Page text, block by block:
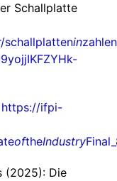
Schallplatte
schallplattenin
https://ifpi-
oftheIndustry
(2025): Die